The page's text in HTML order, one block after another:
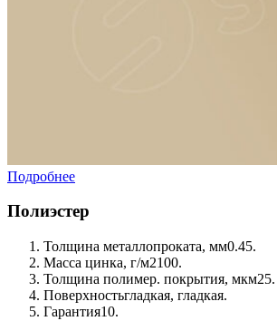
Подробнее
Полиэстер
Толщина металлопроката, мм0.45.
Масса цинка, г/м2100.
Толщина полимер. покрытия, мкм25.
Поверхностьгладкая, гладкая.
Гарантия10.